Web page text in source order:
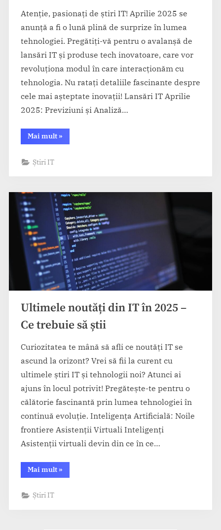
Atenție, pasionați de știri IT! Aprilie 2025 se
anunță a fi o lună plină de surprize în lumea
tehnologiei. Pregătiți-vă pentru o avalanșă de
lansări IT și produse tech inovatoare, care vor
revoluționa modul în care interacționăm cu
tehnologia. Nu ratați detaliile fascinante despre
cele mai așteptate inovații! Lansări IT Aprilie
2025: Previziuni și Analiză…
Mai mult“Cele
mai
»
Știri IT
Ultimele noutăți din IT în 2025 –
Ce trebuie să știi
Curiozitatea te mână să afli ce noutăți IT se
ascund la orizont? Vrei să fii la curent cu
ultimele știri IT și tehnologii noi? Atunci ai
ajuns în locul potrivit! Pregătește-te pentru o
călătorie fascinantă prin lumea tehnologiei în
continuă evoluție. Inteligența Artificială: Noile
frontiere Asistenții Virtuali Inteligenți
Asistenții virtuali devin din ce în ce…
Mai mult“Ultimele
noutăți
»
Știri IT